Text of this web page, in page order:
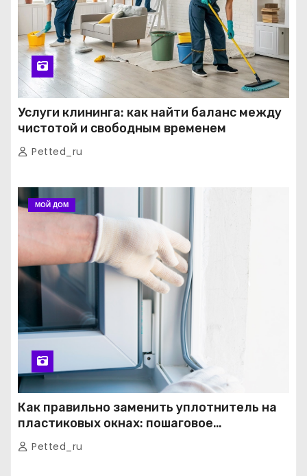
Услуги клининга: как найти баланс между
чистотой и свободным временем
Petted_ru
МОЙ ДОМ
Как правильно заменить уплотнитель на
пластиковых окнах: пошаговое
руководство от экспертов
Petted_ru